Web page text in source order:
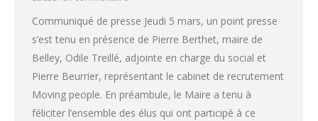
Communiqué de presse Jeudi 5 mars, un point presse
s’est tenu en présence de Pierre Berthet, maire de
Belley, Odile Treillé, adjointe en charge du social et
Pierre Beurrier, représentant le cabinet de recrutement
Moving people. En préambule, le Maire a tenu à
féliciter l’ensemble des élus qui ont participé à ce